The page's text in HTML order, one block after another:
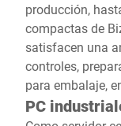
producción,
compactas de
satisfacen una
controles,
para embalaje,
PC